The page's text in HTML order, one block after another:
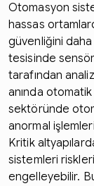
Otomasyon
hassas
güvenliğini
tesisinde
tarafından
anında
sektöründe
anormal
Kritik
sistemleri
engelleyebilir.